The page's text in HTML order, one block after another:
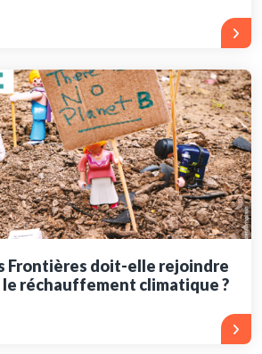
Frontières doit-elle rejoindre
réchauffement climatique ?